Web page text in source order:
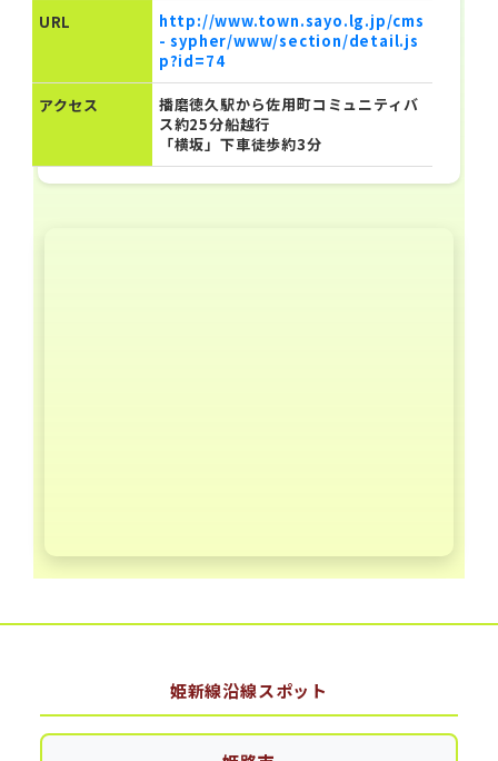
URL
http://www.town.sayo.lg.jp/cms
- sypher/www/section/detail.js
p?id=74
アクセス
播磨徳久駅から佐用町コミュニティバ
ス約25分船越行
「横坂」下車徒歩約3分
姫新線沿線スポット